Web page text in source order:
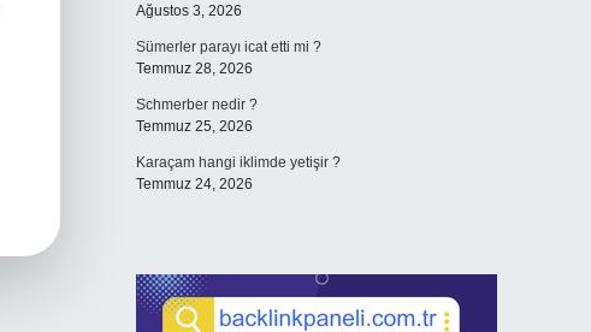
Ağustos 3, 2026
Sümerler parayı icat etti mi ?
Temmuz 28, 2026
Schmerber nedir ?
Temmuz 25, 2026
Karaçam hangi iklimde yetişir ?
Temmuz 24, 2026